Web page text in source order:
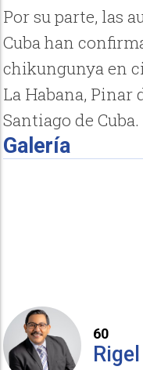
Por su parte, las
Cuba han
chikungunya en
La Habana, Pinar
Santiago de Cuba.
Galería
60